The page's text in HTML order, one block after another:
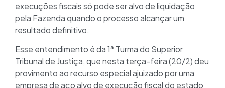
execuções fiscais só pode ser alvo de liquidação
pela Fazenda quando o processo alcançar um
resultado definitivo.
Esse entendimento é da 1ª Turma do Superior
Tribunal de Justiça, que nesta terça-feira (20/2) deu
provimento ao recurso especial ajuizado por uma
empresa de aço alvo de execução fiscal do estado